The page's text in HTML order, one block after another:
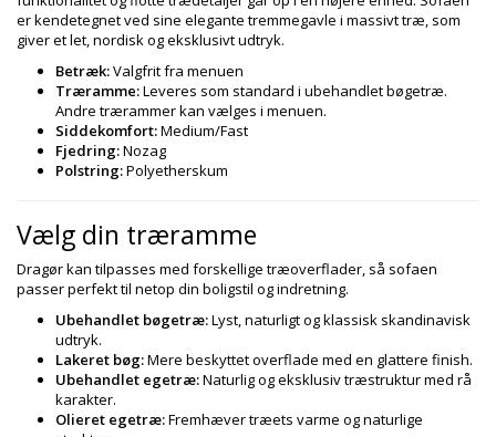
er kendetegnet ved sine elegante tremmegavle i massivt træ, som
giver et let, nordisk og eksklusivt udtryk.
Betræk:Valgfrit fra menuen
Træramme:Leveres som standard i ubehandlet bøgetræ.
Andre trærammer kan vælges i menuen.
Siddekomfort:Medium/Fast
Fjedring:Nozag
Polstring:Polyetherskum
Vælg din træramme
Dragør kan tilpasses med forskellige træoverflader, så sofaen
passer perfekt til netop din boligstil og indretning.
Ubehandlet bøgetræ:Lyst, naturligt og klassisk skandinavisk
udtryk.
Lakeret bøg:Mere beskyttet overflade med en glattere finish.
Ubehandlet egetræ:Naturlig og eksklusiv træstruktur med rå
karakter.
Olieret egetræ:Fremhæver træets varme og naturlige